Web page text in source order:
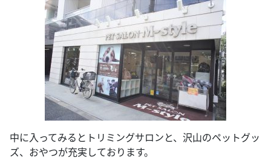
中に入ってみるとトリミングサロンと、沢山のペットグッ
ズ、おやつが充実しております。